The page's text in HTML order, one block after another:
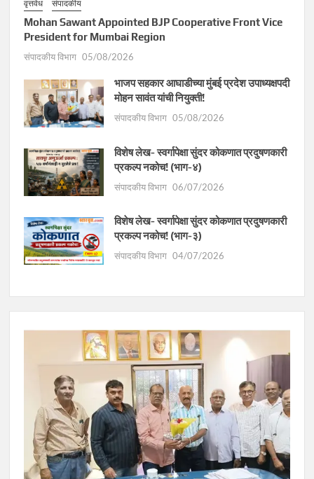
वृत्तवेध संपादकीय
Mohan Sawant Appointed BJP Cooperative Front Vice
President for Mumbai Region
संपादकीय विभाग 05/08/2026
भाजप सहकार आघाडीच्या मुंबई प्रदेश उपाध्यक्षपदी
मोहन सावंत यांची नियुक्ती!
संपादकीय विभाग 05/08/2026
विशेष लेख- स्वर्गापेक्षा सुंदर कोकणात प्रदुषणकारी
प्रकल्प नकोच! (भाग-४)
संपादकीय विभाग 06/07/2026
विशेष लेख- स्वर्गापेक्षा सुंदर कोकणात प्रदुषणकारी
प्रकल्प नकोच! (भाग-३)
संपादकीय विभाग 04/07/2026